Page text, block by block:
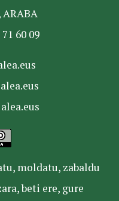
ARABA
60 09
moldatu, zabaldu
beti ere, gure